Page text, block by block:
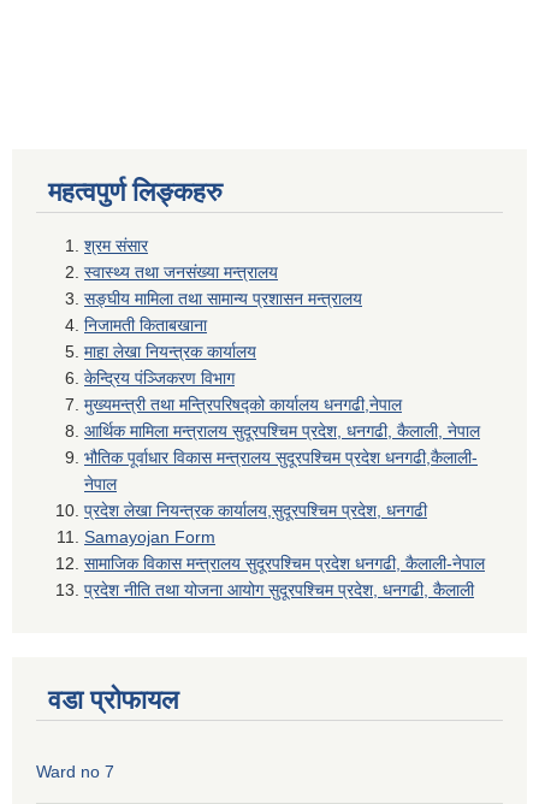
महत्वपुर्ण लिङ्कहरु
श्रम संसार
स्वास्थ्य तथा जनसंख्या मन्त्रालय
सङ्घीय मामिला तथा सामान्य प्रशासन मन्त्रालय
निजामती किताबखाना
माहा लेखा नियन्त्रक कार्यालय
केन्द्रिय पंञ्जिकरण विभाग
मुख्यमन्त्री तथा मन्त्रिपरिषद्को कार्यालय धनगढी,नेपाल
आर्थिक मामिला मन्त्रालय सुदूरपश्चिम प्रदेश, धनगढी, कैलाली, नेपाल
भौतिक पूर्वाधार विकास मन्त्रालय सुदूरपश्चिम प्रदेश धनगढी,कैलाली-
नेपाल
प्रदेश लेखा नियन्त्रक कार्यालय,सुदूरपश्चिम प्रदेश, धनगढी
Samayojan Form
सामाजिक विकास मन्त्रालय सुदूरपश्चिम प्रदेश धनगढी, कैलाली-नेपाल
प्रदेश नीति तथा योजना आयोग सुदूरपश्चिम प्रदेश, धनगढी, कैलाली
वडा प्रोफायल
Ward no 7